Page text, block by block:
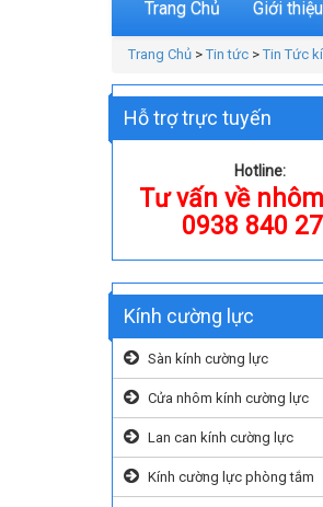
Trang Chủ Giới thiệu
Trang Chủ > Tin tức > Tin Tức
Hỗ trợ trực tuyến
Hotline:
Tư vấn về
0938 840
Kính cường lực
Sàn kính cường lực
Cửa nhôm kính cường lực
Lan can kính cường lực
Kính cường lực phòng tắm